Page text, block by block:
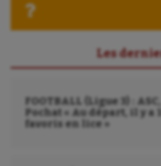
Sport-santé
Tir
Tir à l'arc
Triathlon
Les
FOOTBALL (Ligue 3) :
Pochat « Au départ, il y a
favoris en lice »